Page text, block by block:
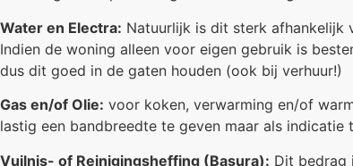
Water en Electra: Natuurlijk is dit sterk afhankelijk
Indien de woning alleen voor eigen gebruik is
dus dit goed in de gaten houden (ook bij verhuur!)
Gas en/of Olie: voor koken, verwarming en/of
lastig een bandbreedte te geven maar als
Vuilnis- of Reinigingsheffing (Basura): Dit bedrag